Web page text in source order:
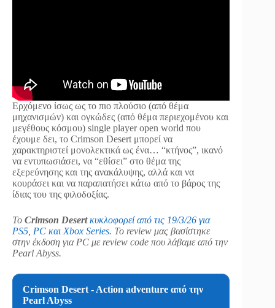
Ερχόμενο ίσως ως το πιο πλούσιο (από θέμα
μηχανισμών) και ογκώδες (από θέμα περιεχομένου και
μεγέθους κόσμου) single player open world που
έχουμε δει, το Crimson Desert μπορεί να
χαρακτηριστεί μονολεκτικά ως ένα… “κτήνος”, ικανό
να εντυπωσιάσει, να “εθίσει” στο θέμα της
εξερεύνησης και της ανακάλυψης, αλλά και να
κουράσει και να παραπατήσει κάτω από το βάρος της
ίδιας του της φιλοδοξίας.
Το Crimson Desert κυκλοφορεί από τις 19/3/26 για
PS5, PC και Xbox Series. Το review μας βασίστηκε
στην έκδοση για PC με review code που λάβαμε από την
Pearl Abyss.
Crimson Desert - Action adventure από την
Pearl Abyss